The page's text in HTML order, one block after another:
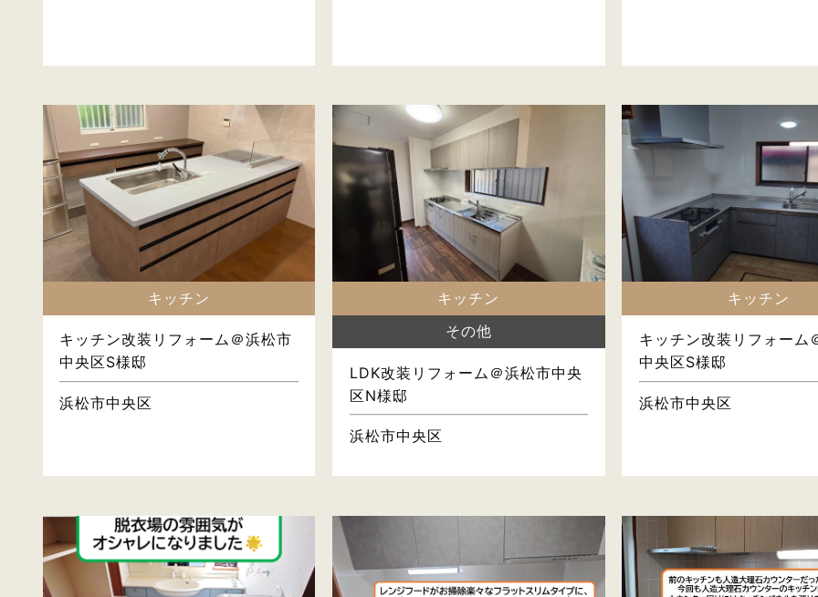
キッチン
キッチン改装リフォーム＠浜松市
中央区S様邸
浜松市中央区
キッチン
その他
LDK改装リフォーム＠浜松市中央
区N様邸
浜松市中央区
キッチン
キッチン改装リフォーム
中央区S様邸
浜松市中央区